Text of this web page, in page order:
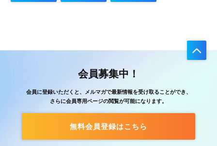
会員募集中！
会員に登録いただくと、メルマガで最新情報を受け取ることができ、
さらに会員専用ページの閲覧が可能になります。
無料会員登録はこちら